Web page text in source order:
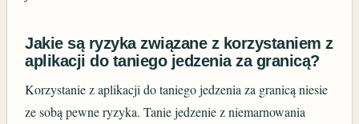
Jakie są ryzyka związane z korzystaniem z
aplikacji do taniego jedzenia za granicą?
Korzystanie z aplikacji do taniego jedzenia za granicą niesie
ze sobą pewne ryzyka. Tanie jedzenie z niemarnowania